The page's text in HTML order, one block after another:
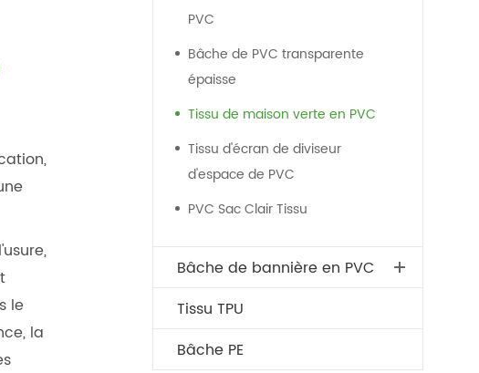
le
la
PVC
Bâche de PVC transparente
épaisse
Tissu de maison verte en PVC
Tissu d'écran de diviseur
d'espace de PVC
PVC Sac Clair Tissu
Bâche de bannière en PVC
Tissu TPU
Bâche PE